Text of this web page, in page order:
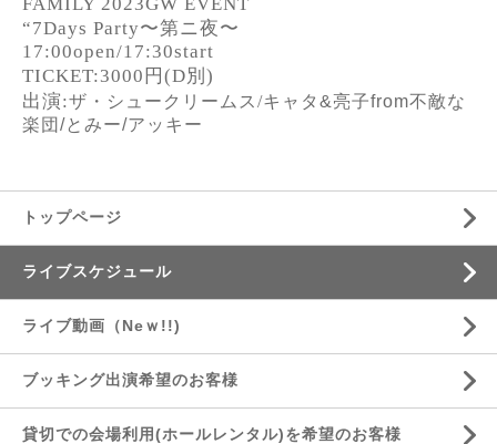
“7Days Party〜第ニ夜〜
17:00open/17:30start
TICKET:3000 円 (D別 )
出演:ザ・シュークリームス/キャタ&亮子from不敵な
楽団/とみー/アッキー
トップページ
ライブスケジュール
ライブ動画（Neｗ!!)
ブッキング出演希望のお客様
貸切での会場利用(ホールレンタル)を希望のお客様